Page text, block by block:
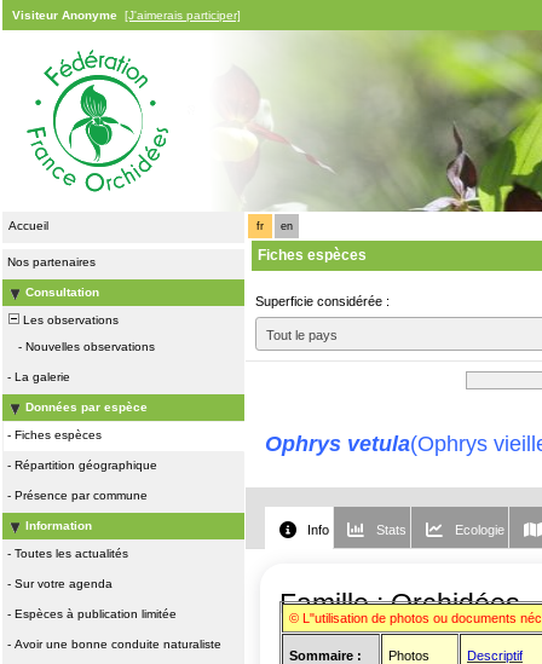
Visiteur Anonyme [J'aimerais participer]
Accueil
Nos partenaires
Consultation
Les observations
- Nouvelles observations
- La galerie
Données par espèce
- Fiches espèces
- Répartition géographique
- Présence par commune
Information
- Toutes les actualités
- Sur votre agenda
- Espèces à publication limitée
- Avoir une bonne conduite naturaliste
fr en
Fiches espèces
Superficie considérée :
Tout le pays
Ophrys vetula(Ophrys
Info Stats Ecologie
Famille : Orchidées
© L"utilisation de photos ou documents
Sommaire : Photos Descriptif